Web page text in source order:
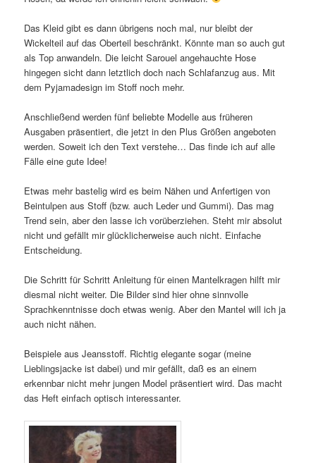
Das Kleid gibt es dann übrigens noch mal, nur bleibt der
Wickelteil auf das Oberteil beschränkt. Könnte man so auch gut
als Top anwandeln. Die leicht Sarouel angehauchte Hose
hingegen sicht dann letztlich doch nach Schlafanzug aus. Mit
dem Pyjamadesign im Stoff noch mehr.
Anschließend werden fünf beliebte Modelle aus früheren
Ausgaben präsentiert, die jetzt in den Plus Größen angeboten
werden. Soweit ich den Text verstehe… Das finde ich auf alle
Fälle eine gute Idee!
Etwas mehr bastelig wird es beim Nähen und Anfertigen von
Beintulpen aus Stoff (bzw. auch Leder und Gummi). Das mag
Trend sein, aber den lasse ich vorüberziehen. Steht mir absolut
nicht und gefällt mir glücklicherweise auch nicht. Einfache
Entscheidung.
Die Schritt für Schritt Anleitung für einen Mantelkragen hilft mir
diesmal nicht weiter. Die Bilder sind hier ohne sinnvolle
Sprachkenntnisse doch etwas wenig. Aber den Mantel will ich ja
auch nicht nähen.
Beispiele aus Jeansstoff. Richtig elegante sogar (meine
Lieblingsjacke ist dabei) und mir gefällt, daß es an einem
erkennbar nicht mehr jungen Model präsentiert wird. Das macht
das Heft einfach optisch interessanter.